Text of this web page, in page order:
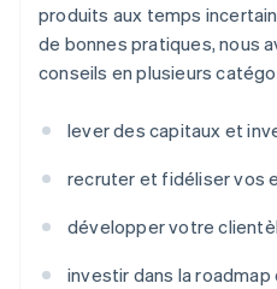
produits aux temps
de bonnes pratiques, nous
conseils en plusieurs
lever des capitaux et
recruter et fidéliser vos
développer votre
investir dans la